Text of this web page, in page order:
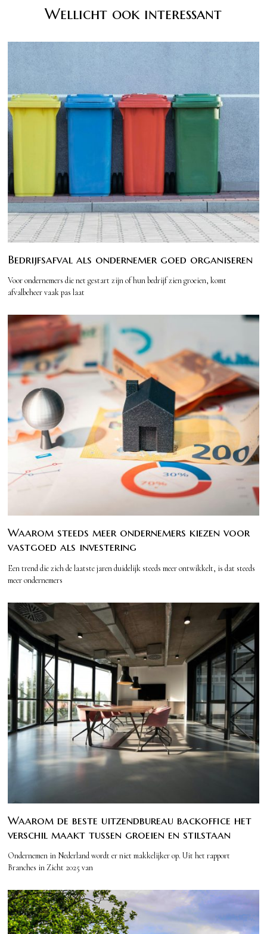
Wellicht ook interessant
Bedrijfsafval als ondernemer goed organiseren
Voor ondernemers die net gestart zijn of hun bedrijf zien groeien, komt
afvalbeheer vaak pas laat
Waarom steeds meer ondernemers kiezen voor
vastgoed als investering
Een trend die zich de laatste jaren duidelijk steeds meer ontwikkelt, is dat steeds
meer ondernemers
Waarom de beste uitzendbureau backoffice het
verschil maakt tussen groeien en stilstaan
Ondernemen in Nederland wordt er niet makkelijker op. Uit het rapport
Branches in Zicht 2025 van